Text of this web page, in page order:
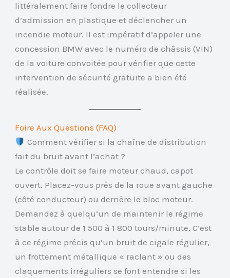
littéralement faire fondre le collecteur
d’admission en plastique et déclencher un
incendie moteur. Il est impératif d’appeler une
concession BMW avec le numéro de châssis (VIN)
de la voiture convoitée pour vérifier que cette
intervention de sécurité gratuite a bien été
réalisée.
Foire Aux Questions (FAQ)
Comment vérifier si la chaîne de distribution
fait du bruit avant l’achat ?
Le contrôle doit se faire moteur chaud, capot
ouvert. Placez-vous près de la roue avant gauche
(côté conducteur) ou derrière le bloc moteur.
Demandez à quelqu’un de maintenir le régime
stable autour de 1 500 à 1 800 tours/minute. C’est
à ce régime précis qu’un bruit de cigale régulier,
un frottement métallique « raclant » ou des
claquements irréguliers se font entendre si les